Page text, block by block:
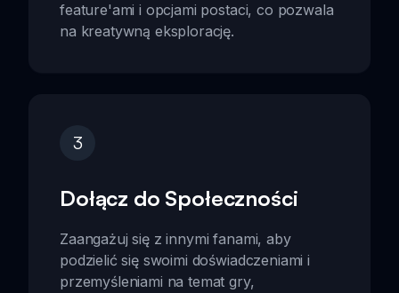
feature'ami i opcjami postaci, co pozwala
na kreatywną eksplorację.
3
Dołącz do Społeczności
Zaangażuj się z innymi fanami, aby
podzielić się swoimi doświadczeniami i
przemyśleniami na temat gry,